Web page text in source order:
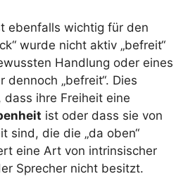
ebenfalls wichtig für den
wurde nicht aktiv „befreit“
Handlung oder eines
dennoch „befreit“. Dies
ihre Freiheit eine
ist oder dass sie von
sind, die die „da oben“
eine Art von intrinsischer
Sprecher nicht besitzt.